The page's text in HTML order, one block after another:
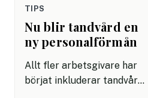
TIPS
Nu blir tandvård en
ny personalförmån
Allt fler arbetsgivare har
börjat inkluderar tandvård i